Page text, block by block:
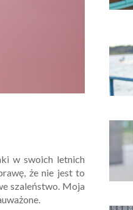
w swoich letnich
że nie jest to
szaleństwo. Moja